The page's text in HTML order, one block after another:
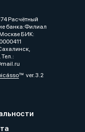
Расчётный
банка:Филиал
БИК:
ver. 3.2